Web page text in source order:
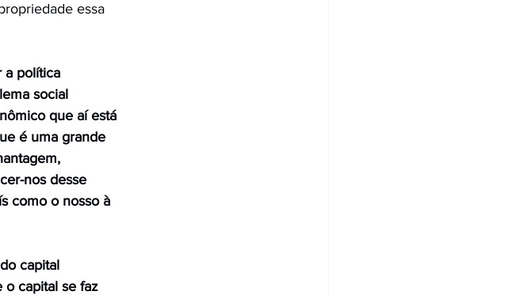
essa
a política
social
que aí está
é uma grande
nos desse
como o nosso à
capital
o capital se faz